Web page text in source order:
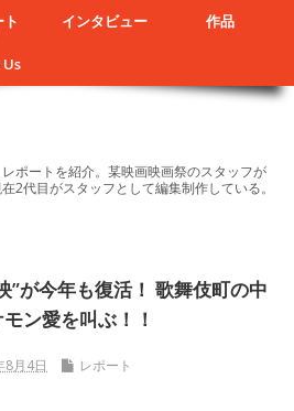
インタビュー 作品
ポートを紹介。某映画映画祭のスタッフが
2代目がスタッフとして編集制作している。
”が今年も復活！ 歌舞伎町の中
ン愛を叫ぶ！！
8月4日
レポート